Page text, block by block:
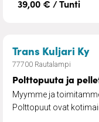
39,00 € / Tunti
Trans Kuljari Ky–
77700 Rautalampi
Polttopuuta ja
Myymme ja
Polttopuut ovat